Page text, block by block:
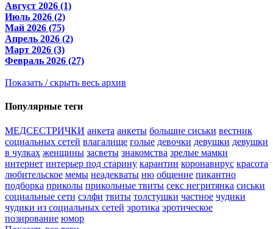
Август 2026 (1)
Июль 2026 (2)
Май 2026 (75)
Апрель 2026 (2)
Март 2026 (3)
Февраль 2026 (27)
Показать / скрыть весь архив
Популярные теги
МЕДСЕСТРИЧКИ анкета анкеты большие сиськи вестник
социальных сетей влагалище голые девочки девушки девушки
в чулках женщины засветы знакомства зрелые мамки
интернет интерьер под старину карантин коронавирус красота
любительское мемы неадекваты ню общение пикантно
подборка приколы прикольные твиты секс негритянка сиськи
социальные сети сэлфи твиты толстушки частное чудики
чудики из социальных сетей эротика эротическое
позирование юмор